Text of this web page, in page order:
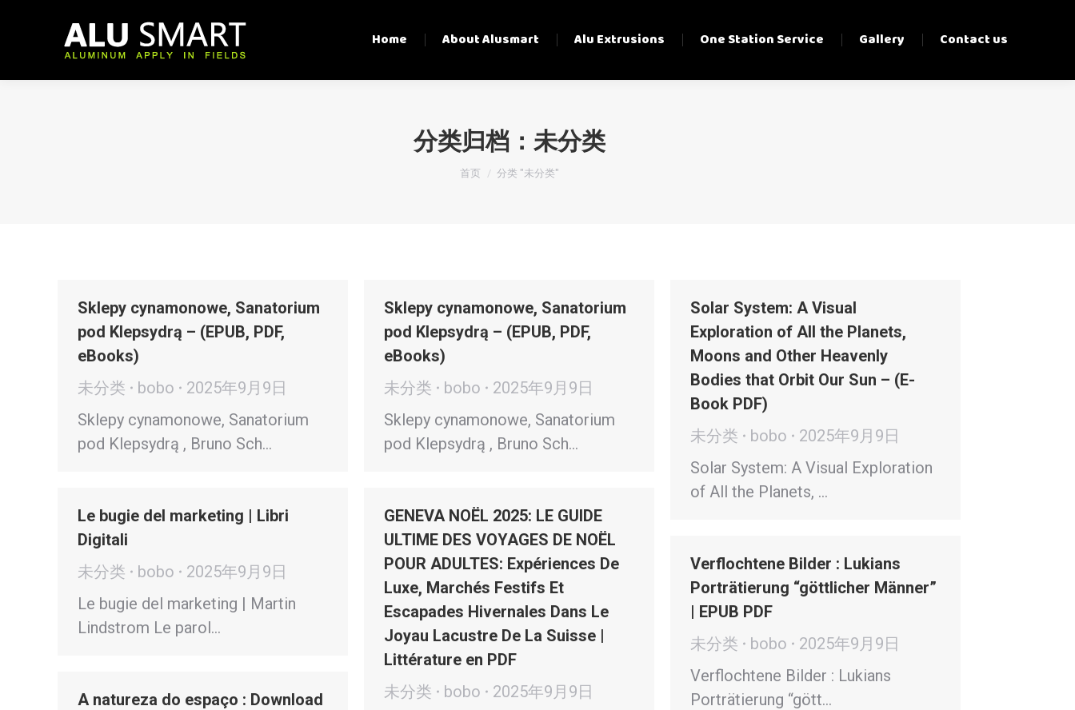
Home About Alusmart Alu Extrusions One Station Service Gallery Contact us
分类归档： 未分类
您在这里：
首页 分类 "未分类"
Sklepy cynamonowe, Sanatorium
pod Klepsydrą – (EPUB, PDF,
eBooks)
未分类
bobo
2025年9月9日
Sklepy cynamonowe, Sanatorium
pod Klepsydrą , Bruno Sch…
Sklepy cynamonowe, Sanatorium
pod Klepsydrą – (EPUB, PDF,
eBooks)
未分类
bobo
2025年9月9日
Sklepy cynamonowe, Sanatorium
pod Klepsydrą , Bruno Sch…
Solar System: A Visual
Exploration of All the Planets,
Moons and Other Heavenly
Bodies that Orbit Our Sun – (E-
Book PDF)
未分类
bobo
2025年9月9日
Solar System: A Visual Exploration
of All the Planets, …
Le bugie del marketing | Libri
Digitali
未分类
bobo
2025年9月9日
Le bugie del marketing | Martin
Lindstrom Le parol…
GENEVA NOËL 2025: LE GUIDE
ULTIME DES VOYAGES DE NOËL
POUR ADULTES: Expériences De
Luxe, Marchés Festifs Et
Escapades Hivernales Dans Le
Joyau Lacustre De La Suisse |
Littérature en PDF
未分类
bobo
2025年9月9日
Verflochtene Bilder : Lukians
Porträtierung “göttlicher Männer”
| EPUB PDF
未分类
bobo
2025年9月9日
Verflochtene Bilder : Lukians
Porträtierung “gött…
A natureza do espaço : Download